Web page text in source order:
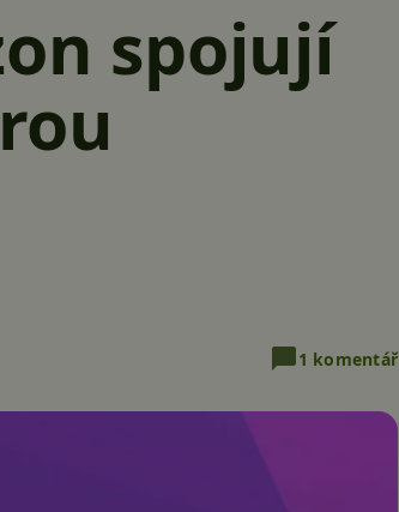
spojují
1 komentář